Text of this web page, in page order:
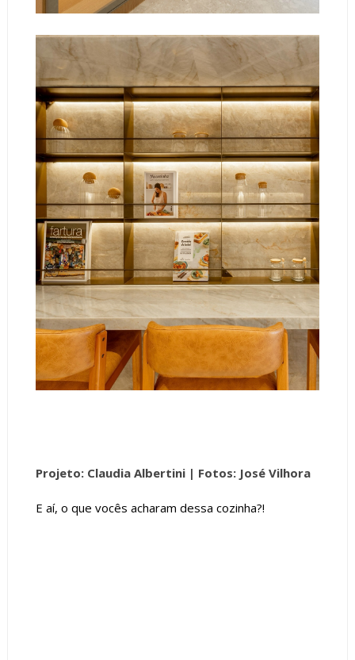
Projeto: Claudia Albertini | Fotos: José Vilhora
E aí, o que vocês acharam dessa cozinha?!